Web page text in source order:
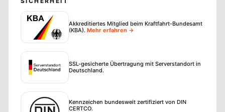
Akkreditiertes Mitglied beim Kraftfahrt-Bundesamt
(KBA). Mehr erfahren →
SSL-gesicherte Übertragung mit Serverstandort in
Deutschland.
Kennzeichen bundesweit zertifiziert von DIN
CERTCO.